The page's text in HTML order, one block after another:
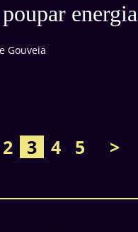
energia
Gouveia
2 3 4 5 >